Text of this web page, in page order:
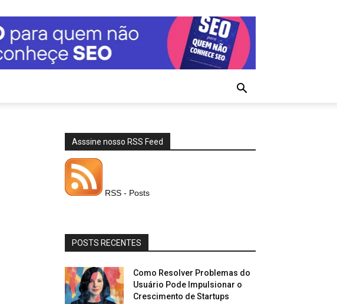
Asssine nosso RSS Feed
RSS - Posts
POSTS RECENTES
Como Resolver Problemas do
Usuário Pode Impulsionar o
Crescimento de Startups